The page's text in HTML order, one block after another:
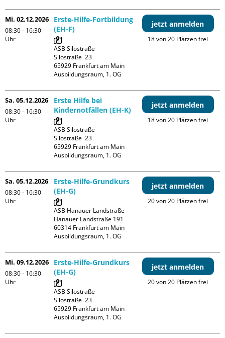
Mi. 02.12.2026
08:30 - 16:30
Uhr
Erste-Hilfe-Fortbildung
(EH-F)
ASB Silostraße
Silostraße  23
65929 Frankfurt am Main
Ausbildungsraum, 1. OG
jetzt anmelden
18 von 20 Plätzen frei
Sa. 05.12.2026
08:30 - 16:30
Uhr
Erste Hilfe bei
Kindernotfällen (EH-K)
ASB Silostraße
Silostraße  23
65929 Frankfurt am Main
Ausbildungsraum, 1. OG
jetzt anmelden
18 von 20 Plätzen frei
Sa. 05.12.2026
08:30 - 16:30
Uhr
Erste-Hilfe-Grundkurs
(EH-G)
ASB Hanauer Landstraße
Hanauer Landstraße 191
60314 Frankfurt am Main
Ausbildungsraum, 1. OG
jetzt anmelden
20 von 20 Plätzen frei
Mi. 09.12.2026
08:30 - 16:30
Uhr
Erste-Hilfe-Grundkurs
(EH-G)
ASB Silostraße
Silostraße  23
65929 Frankfurt am Main
Ausbildungsraum, 1. OG
jetzt anmelden
20 von 20 Plätzen frei